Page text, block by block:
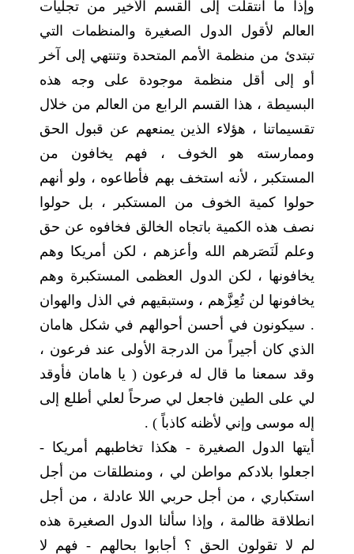
وإذا ما انتقلت إلى القسم الأخير من تجليات
العالم لأقول الدول الصغيرة والمنظمات التي
تبتدئ من منظمة الأمم المتحدة وتنتهي إلى آخر
أو إلى أقل منظمة موجودة على وجه هذه
البسيطة ، هذا القسم الرابع من العالم من خلال
تقسيماتنا ، هؤلاء الذين يمنعهم عن قبول الحق
وممارسته هو الخوف ، فهم يخافون من
المستكبر ، لأنه استخف بهم فأطاعوه ، ولو أنهم
حولوا كمية الخوف من المستكبر ، بل حولوا
نصف هذه الكمية باتجاه الخالق فخافوه عن حق
وعلم لَنَصَرهم الله وأعزهم ، لكن أمريكا وهم
يخافونها ، لكن الدول العظمى المستكبرة وهم
يخافونها لن تُعِزَّهم ، وستبقيهم في الذل والهوان
. سيكونون في أحسن أحوالهم في شكل هامان
الذي كان أجيراً من الدرجة الأولى عند فرعون ،
وقد سمعنا ما قال له فرعون ( يا هامان فأوقد
لي على الطين فاجعل لي صرحاً لعلي أطلع إلى
إله موسى وإني لأظنه كاذباً ) .
أيتها الدول الصغيرة - هكذا تخاطبهم أمريكا -
اجعلوا بلادكم مواطن لي ، ومنطلقات من أجل
استكباري ، من أجل حربي اللا عادلة ، من أجل
انطلاقة ظالمة ، وإذا سألنا الدول الصغيرة هذه
لم لا تقولون الحق ؟ أجابوا بحالهم - فهم لا